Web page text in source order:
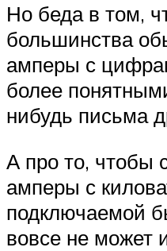
Но беда в том,
большинства
амперы с
более
нибудь письма
А про то, чтобы
амперы с
подключаемой
вовсе не может